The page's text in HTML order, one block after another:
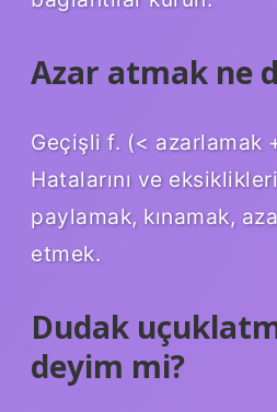
Azar atmak ne
Geçişli f. (< azarlamak
Hatalarını ve
paylamak, kınamak,
etmek.
Dudak
deyim mi?